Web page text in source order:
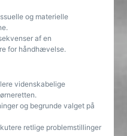
og materielle
af en
for håndhævelse.
videnskabelige
og begrunde valget på
retlige problemstillinger